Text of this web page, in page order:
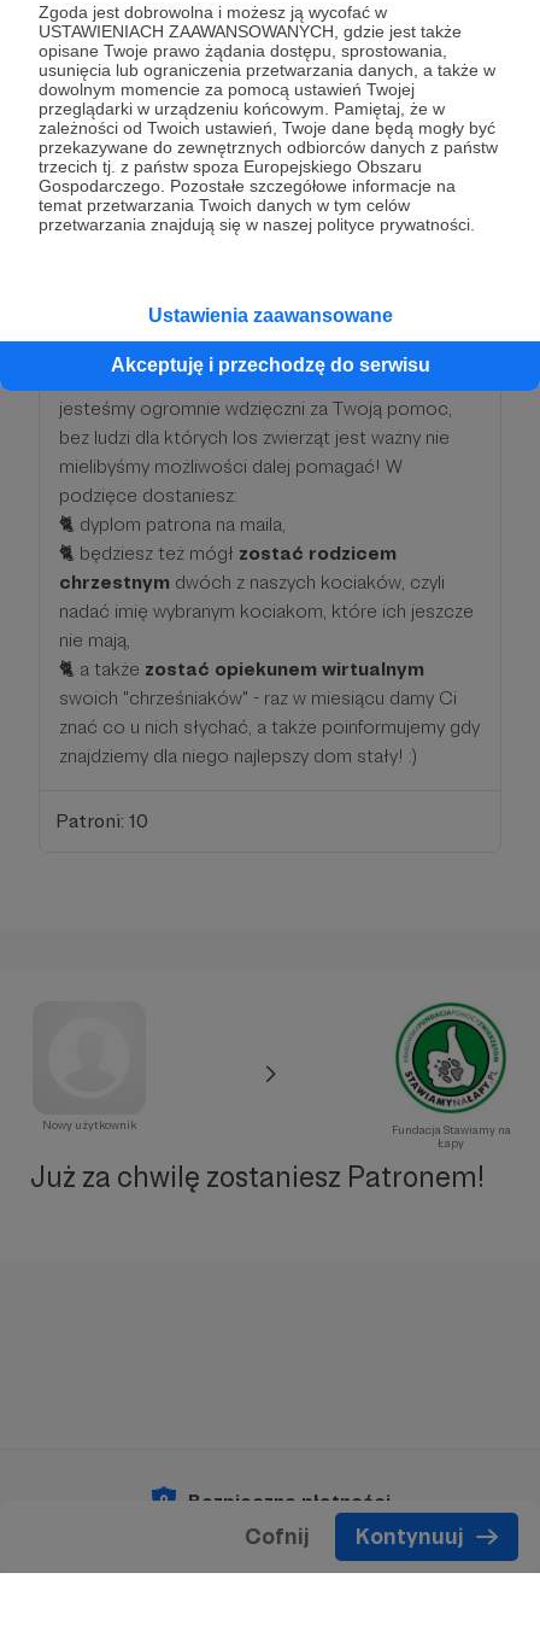
Zgoda jest dobrowolna i możesz ją wycofać w
USTAWIENIACH ZAAWANSOWANYCH, gdzie jest także
opisane Twoje prawo żądania dostępu, sprostowania,
usunięcia lub ograniczenia przetwarzania danych, a także w
dowolnym momencie za pomocą ustawień Twojej
przeglądarki w urządzeniu końcowym. Pamiętaj, że w
zależności od Twoich ustawień, Twoje dane będą mogły być
przekazywane do zewnętrznych odbiorców danych z państw
trzecich tj. z państw spoza Europejskiego Obszaru
Gospodarczego. Pozostałe szczegółowe informacje na
temat przetwarzania Twoich danych w tym celów
przetwarzania znajdują się w naszej polityce prywatności.
Ustawienia zaawansowane
Akceptuję i przechodzę do serwisu
go nie miał :)
🐈 a takżezostać opiekunem wirtualnym
swojego "chrześniaka" - raz w miesiącu damy Ci
znać co u niego słychać, a także poinformujemy
gdy znajdziemy dla niego najlepszy dom stały! :)
Patroni: 16
100 zł miesięcznie
Dziękujemy, zarówno my, jak i nasze kociaki
jesteśmy ogromnie wdzięczni za Twoją pomoc,
bez ludzi dla których los zwierząt jest ważny nie
mielibyśmy możliwości dalej pomagać! W
podzięce dostaniesz:
🐈 dyplom patrona na maila,
🐈 będziesz też mógł zostać rodzicem
chrzestnym dwóch z naszych kociaków, czyli
nadać imię wybranym kociakom, które ich jeszcze
nie mają,
🐈 a także zostać opiekunem wirtualnym
swoich "chrześniaków" - raz w miesiącu damy Ci
znać co u nich słychać, a także poinformujemy gdy
znajdziemy dla niego najlepszy dom stały! :)
Patroni: 10
Cofnij Kontynuuj
Nowy użytkownik
Fundacja Stawiamy na
Łapy
Już za chwilę zostaniesz Patronem!
Bezpieczne płatności